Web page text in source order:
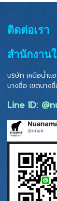
ติดต่อเรา
สำนักงาน
บริษัท เหนือน้ำแ
บางซื่อ เขตบาง
Line ID: